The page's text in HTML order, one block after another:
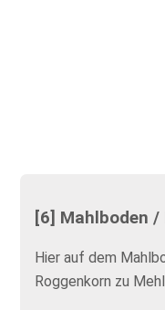
[6] Mahlboden
Hier auf dem
Roggenkorn zu